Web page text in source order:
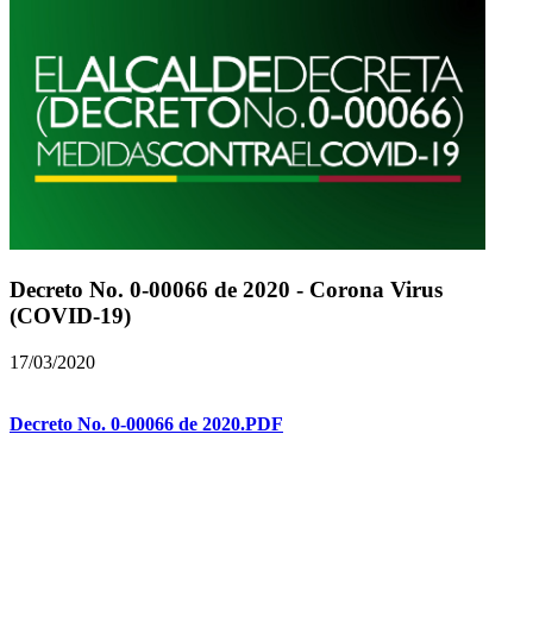
Decreto No. 0-00066 de 2020 - Corona Virus
(COVID-19)
17/03/2020
Decreto No. 0-00066 de 2020.PDF